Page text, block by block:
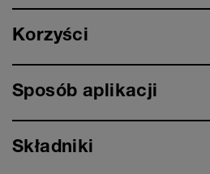
Korzyści
Sposób aplikacji
Składniki